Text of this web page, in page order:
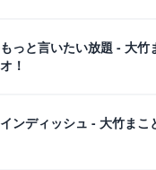
っと言いたい放題 - 大竹
！
ンディッシュ - 大竹まこ